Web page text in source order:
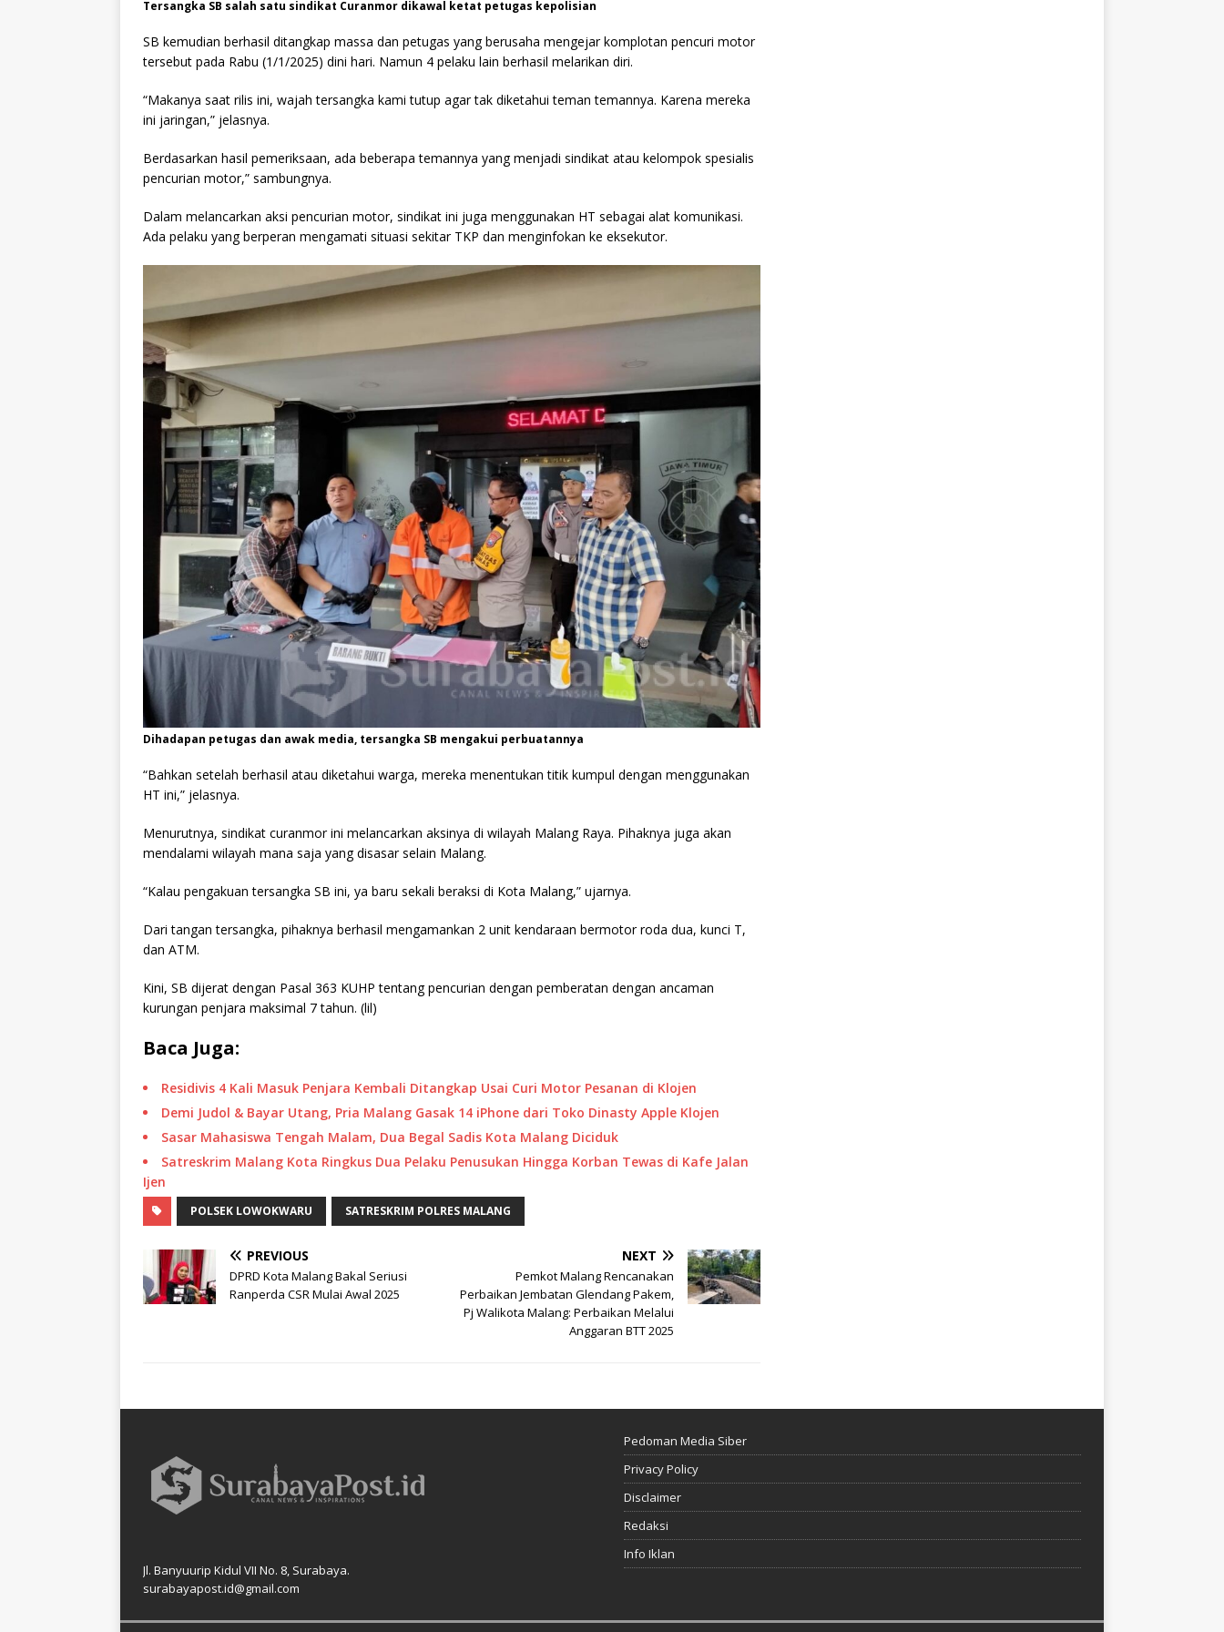
Tersangka SB salah satu sindikat Curanmor dikawal ketat petugas kepolisian
SB kemudian berhasil ditangkap massa dan petugas yang berusaha mengejar komplotan pencuri motor
tersebut pada Rabu (1/1/2025) dini hari. Namun 4 pelaku lain berhasil melarikan diri.
“Makanya saat rilis ini, wajah tersangka kami tutup agar tak diketahui teman temannya. Karena mereka
ini jaringan,” jelasnya.
Berdasarkan hasil pemeriksaan, ada beberapa temannya yang menjadi sindikat atau kelompok spesialis
pencurian motor,” sambungnya.
Dalam melancarkan aksi pencurian motor, sindikat ini juga menggunakan HT sebagai alat komunikasi.
Ada pelaku yang berperan mengamati situasi sekitar TKP dan menginfokan ke eksekutor.
Dihadapan petugas dan awak media, tersangka SB mengakui perbuatannya
“Bahkan setelah berhasil atau diketahui warga, mereka menentukan titik kumpul dengan menggunakan
HT ini,” jelasnya.
Menurutnya, sindikat curanmor ini melancarkan aksinya di wilayah Malang Raya. Pihaknya juga akan
mendalami wilayah mana saja yang disasar selain Malang.
“Kalau pengakuan tersangka SB ini, ya baru sekali beraksi di Kota Malang,” ujarnya.
Dari tangan tersangka, pihaknya berhasil mengamankan 2 unit kendaraan bermotor roda dua, kunci T,
dan ATM.
Kini, SB dijerat dengan Pasal 363 KUHP tentang pencurian dengan pemberatan dengan ancaman
kurungan penjara maksimal 7 tahun. (lil)
Baca Juga:
Residivis 4 Kali Masuk Penjara Kembali Ditangkap Usai Curi Motor Pesanan di Klojen
Demi Judol & Bayar Utang, Pria Malang Gasak 14 iPhone dari Toko Dinasty Apple Klojen
Sasar Mahasiswa Tengah Malam, Dua Begal Sadis Kota Malang Diciduk
Satreskrim Malang Kota Ringkus Dua Pelaku Penusukan Hingga Korban Tewas di Kafe Jalan
Ijen
POLSEK LOWOKWARU SATRESKRIM POLRES MALANG
PREVIOUS
DPRD Kota Malang Bakal Seriusi
Ranperda CSR Mulai Awal 2025
NEXT
Pemkot Malang Rencanakan
Perbaikan Jembatan Glendang Pakem,
Pj Walikota Malang: Perbaikan Melalui
Anggaran BTT 2025
Jl. Banyuurip Kidul VII No. 8, Surabaya.
surabayapost.id@gmail.com
Pedoman Media Siber
Privacy Policy
Disclaimer
Redaksi
Info Iklan